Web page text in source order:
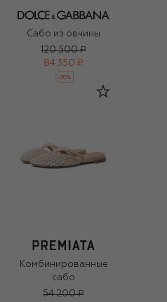
Сабо из овчины
120 500 ₽
84 350 ₽
-30%
Комбинированные
сабо
54 200 ₽